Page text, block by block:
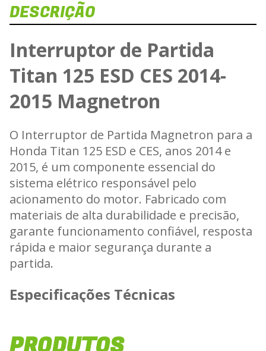
DESCRIÇÃO
Interruptor de Partida
Titan 125 ESD CES 2014-
2015 Magnetron
O Interruptor de Partida Magnetron para a
Honda Titan 125 ESD e CES, anos 2014 e
2015, é um componente essencial do
sistema elétrico responsável pelo
acionamento do motor. Fabricado com
materiais de alta durabilidade e precisão,
garante funcionamento confiável, resposta
rápida e maior segurança durante a
partida.
Especificações Técnicas
CES anos 2014 e 2015